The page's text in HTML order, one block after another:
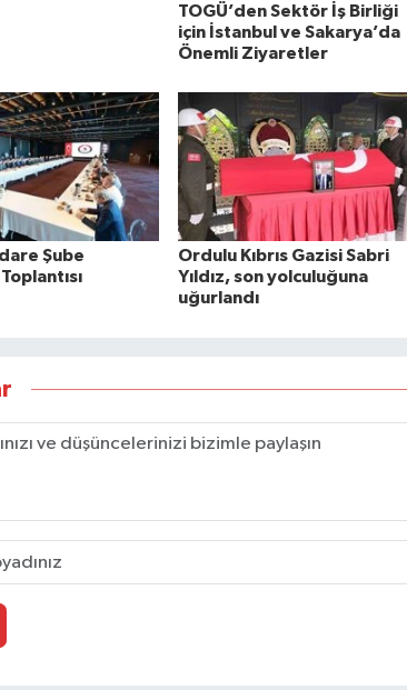
TOGÜ’den Sektör İş Birliği
için İstanbul ve Sakarya’da
Önemli Ziyaretler
Şube
Ordulu Kıbrıs Gazisi Sabri
Yıldız, son yolculuğuna
uğurlandı